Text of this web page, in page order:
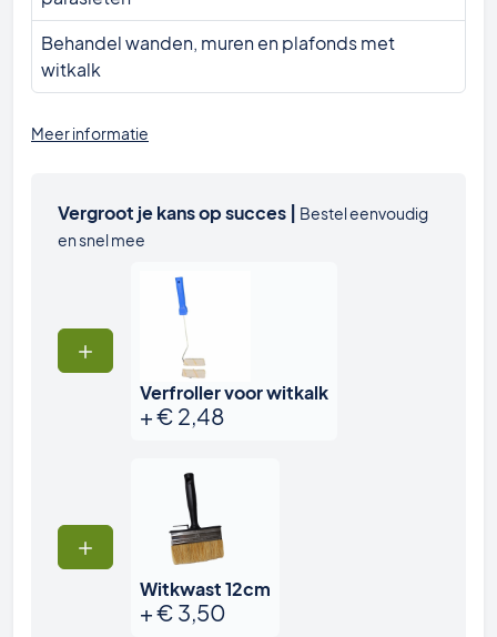
Behandel wanden, muren en plafonds met
witkalk
Meer informatie
Vergroot je kans op succes | Bestel eenvoudig
en snel mee
Verfroller voor witkalk
+€ 2,48
Witkwast 12cm
+€ 3,50